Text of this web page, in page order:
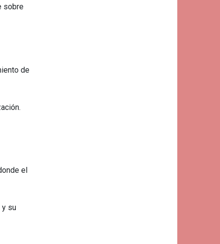
sobre
de
el
y su